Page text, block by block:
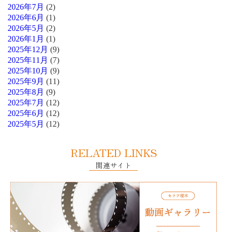
2026年7月 (2)
2026年6月 (1)
2026年5月 (2)
2026年1月 (1)
2025年12月 (9)
2025年11月 (7)
2025年10月 (9)
2025年9月 (11)
2025年8月 (9)
2025年7月 (12)
2025年6月 (12)
2025年5月 (12)
RELATED LINKS
関連サイト